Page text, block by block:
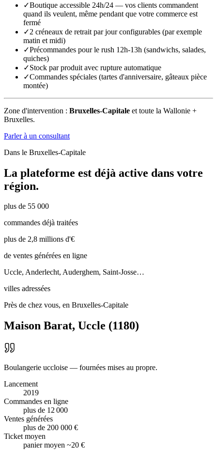
✓Boutique accessible 24h/24 — vos clients commandent
quand ils veulent, même pendant que votre commerce est
fermé
✓2 créneaux de retrait par jour configurables (par exemple
matin et midi)
✓Précommandes pour le rush 12h-13h (sandwichs, salades,
quiches)
✓Stock par produit avec rupture automatique
✓Commandes spéciales (tartes d'anniversaire, gâteaux pièce
montée)
Zone d'intervention : Bruxelles-Capitale et toute la Wallonie +
Bruxelles.
Parler à un consultant
Dans le Bruxelles-Capitale
La plateforme est déjà active dans votre
région.
plus de 55 000
commandes déjà traitées
plus de 2,8 millions d'€
de ventes générées en ligne
Uccle, Anderlecht, Auderghem, Saint-Josse…
villes adressées
Près de chez vous, en Bruxelles-Capitale
Maison Barat, Uccle (1180)
Boulangerie uccloise — fournées mises au propre.
Lancement
2019
Commandes en ligne
plus de 12 000
Ventes générées
plus de 200 000 €
Ticket moyen
panier moyen ~20 €